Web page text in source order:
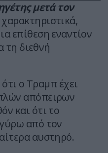
μετά τον
επίθεση εναντίον
τη διεθνή
ο Τραμπ έχει
απόπειρων
και ότι το
από τον
αυστηρό.